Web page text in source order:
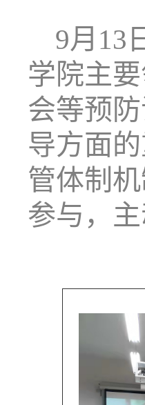
9月13
学院主
会等预
导方面
管体制
参与，